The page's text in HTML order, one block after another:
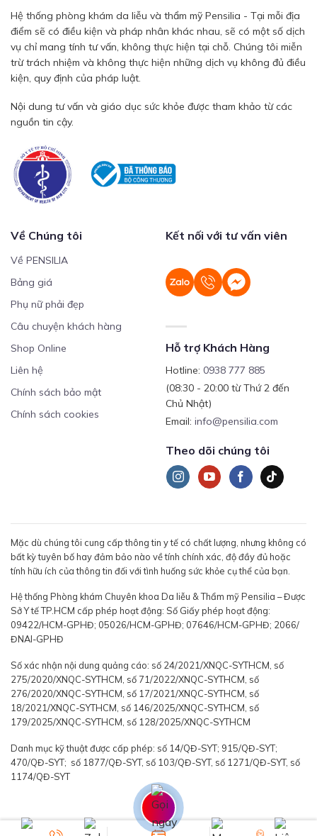
Hệ thống phòng khám da liễu và thẩm mỹ Pensilia - Tại mỗi địa
điểm sẽ có điều kiện và pháp nhân khác nhau, sẽ có một số dịch
vụ chỉ mang tính tư vấn, không thực hiện tại chỗ. Chúng tôi miễn
trừ trách nhiệm và không thực hiện những dịch vụ không đủ điều
kiện, quy định của pháp luật.
Nội dung tư vấn và giáo dục sức khỏe được tham khảo từ các
nguồn tin cậy.
Về Chúng tôi
Về PENSILIA
Bảng giá
Phụ nữ phải đẹp
Câu chuyện khách hàng
Shop Online
Liên hệ
Chính sách bảo mật
Chính sách cookies
Kết nối với tư vấn viên
Hỗ trợ Khách Hàng
Hotline: 0938 777 885
(08:30 - 20:00 từ Thứ 2 đến
Chủ Nhật)
Email: info@pensilia.com
Theo dõi chúng tôi
Mặc dù chúng tôi cung cấp thông tin y tế có chất lượng, nhưng không có
bất kỳ tuyên bố hay đảm bảo nào về tính chính xác, độ đầy đủ hoặc
tính hữu ích của thông tin đối với tình huống sức khỏe cụ thể của bạn.
Hệ thống Phòng khám Chuyên khoa Da liễu & Thẩm mỹ Pensilia – Được
Sở Y tế TP.HCM cấp phép hoạt động: Số Giấy phép hoạt động:
09422/HCM-GPHĐ; 05026/HCM-GPHĐ; 07646/HCM-GPHĐ; 2066/
ĐNAI-GPHĐ
Số xác nhận nội dung quảng cáo: số 24/2021/XNQC-SYTHCM, số
275/2020/XNQC-SYTHCM, số 71/2022/XNQC-SYTHCM, số
276/2020/XNQC-SYTHCM, số 17/2021/XNQC-SYTHCM, số
18/2021/XNQC-SYTHCM, số 146/2025/XNQC-SYTHCM, số
179/2025/XNQC-SYTHCM, số 128/2025/XNQC-SYTHCM
Danh mục kỹ thuật được cấp phép: số 14/QĐ-SYT; 915/QĐ-SYT;
470/QĐ-SYT; số 1877/QĐ-SYT, số 103/QĐ-SYT, số 1271/QĐ-SYT, số
1174/QĐ-SYT